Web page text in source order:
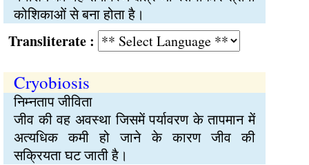
कोशिकाओं से बना होता है।
:
Cryobiosis
निम्नताप जीविता
जीव की वह अवस्था जिसमें पर्यावरण के तापमान में
अत्यधिक कमी हो जाने के कारण जीव की
सक्रियता घट जाती है।